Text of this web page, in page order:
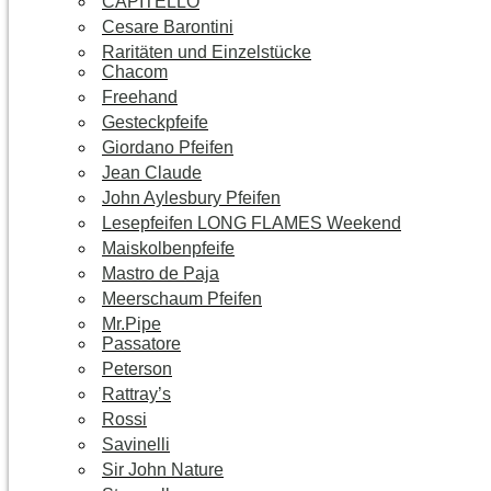
Cesare Barontini
Raritäten und Einzelstücke
Chacom
Freehand
Gesteckpfeife
Giordano Pfeifen
Jean Claude
John Aylesbury Pfeifen
Lesepfeifen LONG FLAMES Weekend
Maiskolbenpfeife
Mastro de Paja
Meerschaum Pfeifen
Mr.Pipe
Passatore
Peterson
Rattray’s
Rossi
Savinelli
Sir John Nature